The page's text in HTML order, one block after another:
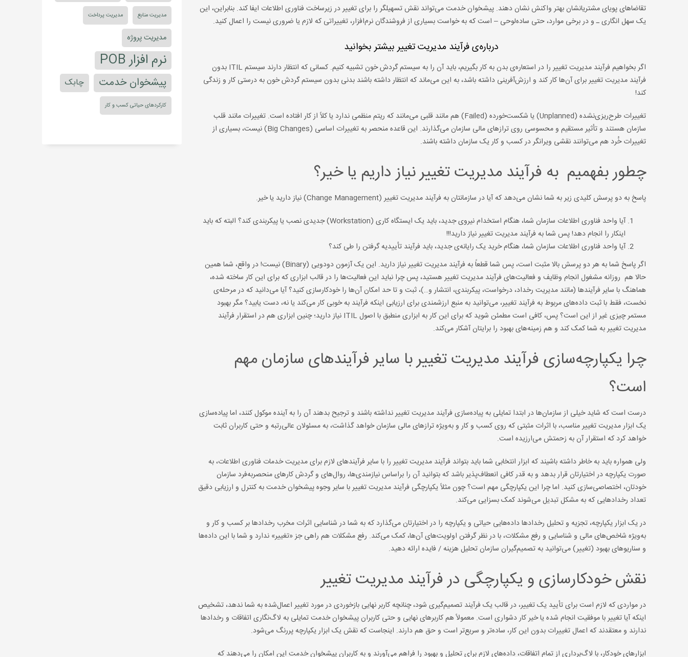
تقاضاهای پویای مشتریانشان بهتر واکنش نشان دهند. پیشخوان خدمت می‌تواند نقش تسهیلگر را برای تغییر در زیرساخت فناوری اطلاعات ایفا کند. بنابراین، این
یک سهل انگاری ـ و در برخی موارد، حتی ساده‌لوحی – است که به خواست بسیاری از فروشندگان نرم‌افزار، تغییراتی که لازم یا ضروری نیست را اعمال کنید.
درباره‌ی فرآیند مدیریت تغییر بیشتر بخوانید
اگر بخواهیم فرآیند مدیریت تغییر را در استعاره‌ی بدن به کار بگیریم، باید آن را به سیستم گردش خون تشبیه کنیم. کسانی که انتظار دارند سیستم ITIL بدون
فرآیند مدیریت تغییر برای آن‌ها کار کند و ارزش‌آفرینی داشته باشد، به این می‌ماند که انتظار داشته باشند بدنی بدون سیستم گردش خون به درستی کار و زندگی
کند!
تغییرات طرح‌ریزی‌نشده (Unplanned) یا شکست‌خورده (Failed) هم مانند قلبی می‌مانند که ریتم منظمی ندارد یا کلاً از کار افتاده است. تغییرات مانند قلب
سازمان هستند و تأثیر مستقیم و محسوسی روی ترازهای مالی سازمان می‌گذارند. این قاعده منحصر به تغییرات اساسی (Big Changes) نیست، بسیاری از
تغییرات خُرد هم می‌توانند نقشی ویرانگر در کسب و کار یک سازمان داشته باشند.
چطور بفهمیم به فرآیند مدیریت تغییر نیاز داریم یا خیر؟
پاسخ به دو پرسش کلیدی زیر به شما نشان می‌دهد که آیا در سازمانتان به فرآیند مدیریت تغییر (Change Management) نیاز دارید یا خیر.
آیا واحد فناوری اطلاعات سازمان شما، هنگام استخدام نیروی جدید، باید یک ایستگاه کاری (Workstation) جدیدی نصب یا پیکربندی کند؟ البته که باید
اینکار را انجام دهد! پس شما به فرآیند مدیریت تغییر نیاز دارید!!!
آیا واحد فناوری اطلاعات سازمان شما، هنگام خرید یک رایانه‌ی جدید، باید فرآیند تأییدیه گرفتن را طی کند؟
اگر پاسخ شما به هر دو پرسش بالا مثبت است، پس شما قطعاً به فرآیند مدیریت تغییر نیاز دارید. این یک آزمون دودویی (Binary) نیست! در واقع، شما همین
حالا هم روزانه مشغول انجام وظایف و فعالیت‌های فرآیند مدیریت تغییر هستید، پس چرا نباید این فعالیت‌ها را در قالب ابزاری که برای این کار ساخته شده،
هماهنگ با سایر فرآیندها (مانند مدیریت رخداد، درخواست، پیکربندی، انتشار و…)، ثبت و تا حد امکان آن‌ها را خودکارسازی کنید؟ آیا می‌دانید که در مرحله‌ی
نخست، فقط با ثبت داده‌های مربوط به فرآیند تغییر، می‌توانید به منبع ارزشمندی برای ارزیابی اینکه فرآیند به خوبی کار می‌کند یا نه، دست ‌یابید؟ مگر بهبود
مستمر چیزی غیر از این است؟ پس، کافی است مطمئن شوید که برای این کار به ابزاری منطبق با اصول ITIL نیاز دارید؛ چنین ابزاری هم در استقرار فرآیند
مدیریت تغییر به شما کمک کند و هم زمینه‌های بهبود را برایتان آشکار می‌کند.
چرا یکپارچه‌سازی فرآیند مدیریت تغییر با سایر فرآیندهای سازمان مهم
است؟
درست است که شاید خیلی از سازمان‌ها در ابتدا تمایلی به پیاده‌سازی فرآیند مدیریت تغییر نداشته باشند و ترجیح بدهند آن را به آینده موکول کنند، اما پیاده‌سازی
یک ابزار مدیریت تغییر مناسب، با اثرات مثبتی که روی کسب و کار و به‌ویژه ترازهای مالی سازمان خواهد گذاشت، به مسئولان عالی‌رتبه و حتی کاربران ثابت
خواهد کرد که استقرار آن به زحمتش می‌ارزیده است.
ولی همواره باید به خاطر داشته باشیند که ابزار انتخابی شما باید بتواند فرآیند مدیریت تغییر را با سایر فرآیندهای لازم برای مدیریت خدمات فناوری اطلاعات، به
صورت یکپارچه در اختیارتان قرار بدهد و به قدر کافی انعطاف‌پذیر باشد که بتوانید آن را براساس نیازمندی‌ها، روال‌های و گردش کارهای منحصربه‌فرد سازمان
خودتان، اختصاصی‌سازی کنید. اما چرا این یکپارچگی مهم است؟ چون مثلاً یکپارچگی فرآیند مدیریت تغییر با سایر وجوه پیشخوان خدمت به کنترل و ارزیابی دقیق
تعداد رخدادهایی که به مشکل تبدیل می‌شوند کمک بسزایی می‌کند.
در یک ابزار یکپارچه، تجزیه و تحلیل رخدادها داده‌هایی حیاتی و یکپارچه را در اختیارتان می‌گذارد که به شما در شناسایی اثرات مخرب رخدادها بر کسب و کار و
به‌ویژه شاخص‌های مالی و شناسایی و رفع مشکلات، با در نظر گرفتن اولویت‌های آن‌ها، کمک می‌کند. رفع مشکلات هم راهی جز «تغییر» ندارد و شما با این داده‌ها
و سناریوهای بهبود (تغییر) می‌توانید به تصمیم‌گیران سازمان تحلیل هزینه / فایده ارائه دهید.
نقش خودکارسازی و یکپارچگی در فرآیند مدیریت تغییر
در مواردی که لازم است برای تأیید یک تغییر، در قالب یک فرآیند تصمیم‌گیری شود، چنانچه کاربر نهایی بازخوردی در مورد تغییر اعمال‌شده به شما ندهد، تشخیص
اینکه آیا تغییر با موفقیت انجام شده یا خیر کار دشواری است. معمولاً هم کاربرهای نهایی و حتی کاربران پیشخوان خدمت تمایلی به لاگ‌نگاری اتفاقات و رخدادها
ندارند و معتقدند که اعمال تغییرات بدون این کار، ساده‌تر و سریع‌تر است و حق هم دارند. اینجاست که نقش یک ابزار یکپارچه پررنگ می‌شود.
ابزارهای خودکار، با لاگ‌برداری از تمام اتفاقات، داده‌های لازم برای تحلیل و بهبود را فراهم می‌آورند و به کاربران پیشخوان خدمت این امکان را می‌دهند که
مدیریت منابع مدیریت پرداخت
مدیریت پروژه
نرم افزار POB
پیشخوان خدمت چابک
کارکردهای حیاتی کسب و کار